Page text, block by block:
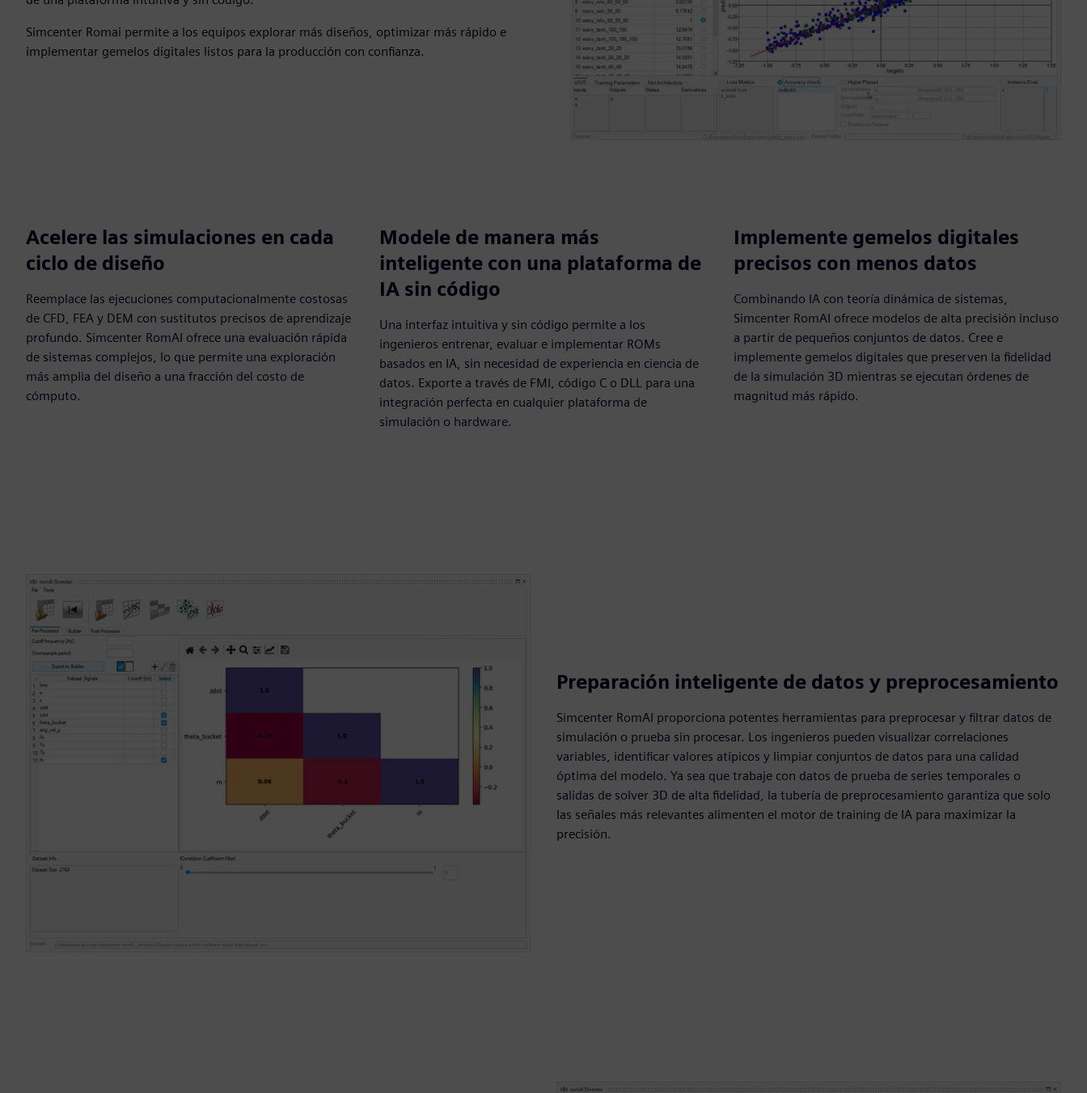
Simcenter Romai permite a los equipos explorar más diseños, optimizar más rápido e
implementar gemelos digitales listos para la producción con confianza.
Acelere las simulaciones en cada
ciclo de diseño
Reemplace las ejecuciones computacionalmente costosas
de CFD, FEA y DEM con sustitutos precisos de aprendizaje
profundo. Simcenter RomAI ofrece una evaluación rápida
de sistemas complejos, lo que permite una exploración
más amplia del diseño a una fracción del costo de
cómputo.
Modele de manera más
inteligente con una plataforma de
IA sin código
Una interfaz intuitiva y sin código permite a los
ingenieros entrenar, evaluar e implementar ROMs
basados en IA, sin necesidad de experiencia en ciencia de
datos. Exporte a través de FMI, código C o DLL para una
integración perfecta en cualquier plataforma de
simulación o hardware.
Implemente gemelos digitales
precisos con menos datos
Combinando IA con teoría dinámica de sistemas,
Simcenter RomAI ofrece modelos de alta precisión incluso
a partir de pequeños conjuntos de datos. Cree e
implemente gemelos digitales que preserven la fidelidad
de la simulación 3D mientras se ejecutan órdenes de
magnitud más rápido.
Preparación inteligente de datos y preprocesamiento
Simcenter RomAI proporciona potentes herramientas para preprocesar y filtrar datos de
simulación o prueba sin procesar. Los ingenieros pueden visualizar correlaciones
variables, identificar valores atípicos y limpiar conjuntos de datos para una calidad
óptima del modelo. Ya sea que trabaje con datos de prueba de series temporales o
salidas de solver 3D de alta fidelidad, la tubería de preprocesamiento garantiza que solo
las señales más relevantes alimenten el motor de training de IA para maximizar la
precisión.